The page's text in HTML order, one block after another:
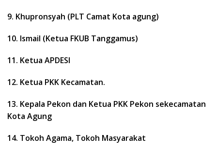
9. Khupronsyah (PLT Camat Kota agung)
10. Ismail (Ketua FKUB Tanggamus)
11. Ketua APDESI
12. Ketua PKK Kecamatan.
13. Kepala Pekon dan Ketua PKK Pekon sekecamatan
Kota Agung
14. Tokoh Agama, Tokoh Masyarakat